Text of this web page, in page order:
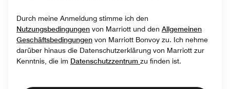
Durch meine Anmeldung stimme ich den
Nutzungsbedingungen von Marriott und den Allgemeinen
Geschäftsbedingungen von Marriott Bonvoy zu. Ich nehme
darüber hinaus die Datenschutzerklärung von Marriott zur
Kenntnis, die im Datenschutzzentrum zu finden ist.